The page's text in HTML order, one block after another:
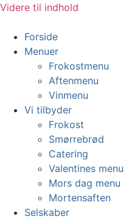
Videre til indhold
Forside
Menuer
Frokostmenu
Aftenmenu
Vinmenu
Vi tilbyder
Frokost
Smørrebrød
Catering
Valentines menu
Mors dag menu
Mortensaften
Selskaber